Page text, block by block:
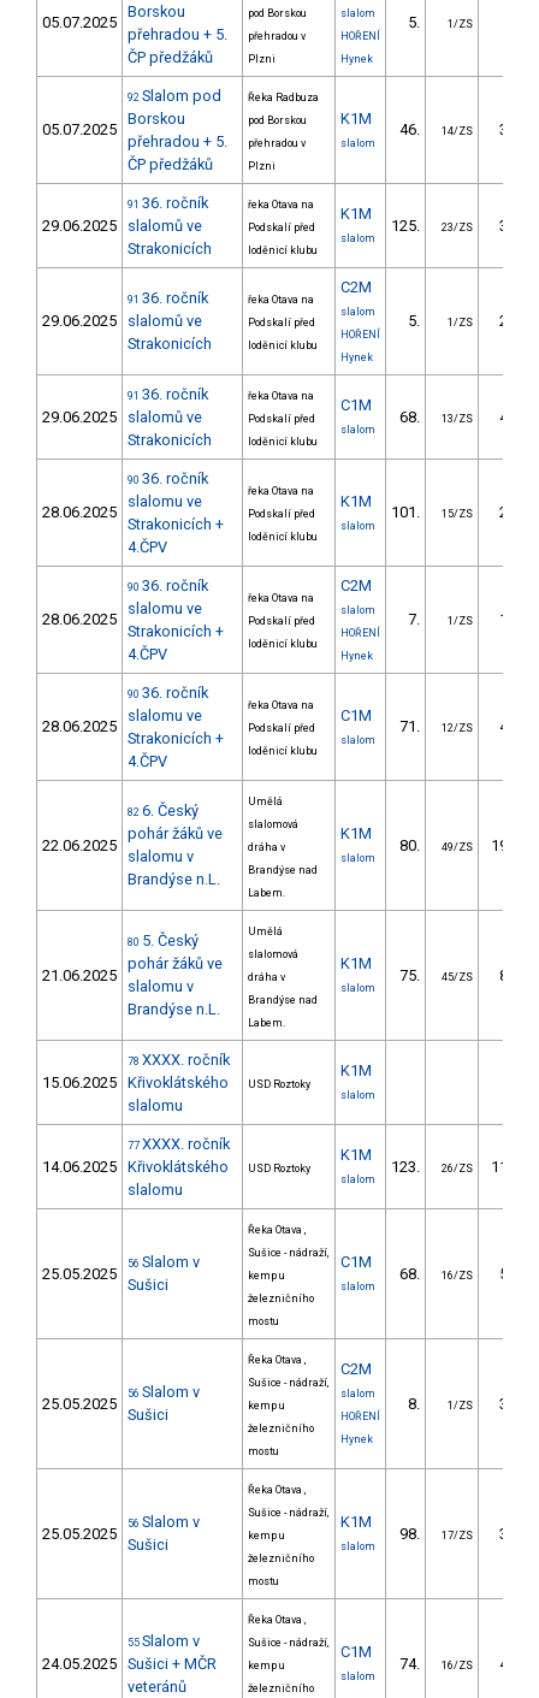
05.07.2025
Borskou
přehradou + 5.
ČP předžáků
pod Borskou
přehradou v
Plzni
slalom
HOŘENÍ
Hynek
5. 1/ZS
05.07.2025
92 Slalom pod
Borskou
přehradou + 5.
ČP předžáků
Řeka Radbuza
pod Borskou
přehradou v
Plzni
K1M
slalom
46. 14/ZS 30.43
29.06.2025
91 36. ročník
slalomů ve
Strakonicích
řeka Otava na
Podskalí před
loděnicí klubu
K1M
slalom
125. 23/ZS 39.19
29.06.2025
91 36. ročník
slalomů ve
Strakonicích
řeka Otava na
Podskalí před
loděnicí klubu
C2M
slalom
HOŘENÍ
Hynek
5. 1/ZS 21.64
29.06.2025
91 36. ročník
slalomů ve
Strakonicích
řeka Otava na
Podskalí před
loděnicí klubu
C1M
slalom
68. 13/ZS 43.61
28.06.2025
90 36. ročník
slalomu ve
Strakonicích +
4.ČPV
řeka Otava na
Podskalí před
loděnicí klubu
K1M
slalom
101. 15/ZS 28.73
28.06.2025
90 36. ročník
slalomu ve
Strakonicích +
4.ČPV
řeka Otava na
Podskalí před
loděnicí klubu
C2M
slalom
HOŘENÍ
Hynek
7. 1/ZS 19.53
28.06.2025
90 36. ročník
slalomu ve
Strakonicích +
4.ČPV
řeka Otava na
Podskalí před
loděnicí klubu
C1M
slalom
71. 12/ZS 40.87
22.06.2025
82 6. Český
pohár žáků ve
slalomu v
Brandýse n.L.
Umělá
slalomová
dráha v
Brandýse nad
Labem.
K1M
slalom
80. 49/ZS 196.77
21.06.2025
80 5. Český
pohár žáků ve
slalomu v
Brandýse n.L.
Umělá
slalomová
dráha v
Brandýse nad
Labem.
K1M
slalom
75. 45/ZS 89.25
15.06.2025
78 XXXX. ročník
Křivoklátského
slalomu
USD Roztoky
K1M
slalom
14.06.2025
77 XXXX. ročník
Křivoklátského
slalomu
USD Roztoky
K1M
slalom
123. 26/ZS 115.17
25.05.2025
56 Slalom v
Sušici
Řeka Otava ,
Sušice - nádraží,
kemp u
železničního
mostu
C1M
slalom
68. 16/ZS 58.15
25.05.2025
56 Slalom v
Sušici
Řeka Otava ,
Sušice - nádraží,
kemp u
železničního
mostu
C2M
slalom
HOŘENÍ
Hynek
8. 1/ZS 34.28
25.05.2025
56 Slalom v
Sušici
Řeka Otava ,
Sušice - nádraží,
kemp u
železničního
mostu
K1M
slalom
98. 17/ZS 36.80
24.05.2025
55 Slalom v
Sušici + MČR
veteránů
Řeka Otava ,
Sušice - nádraží,
kemp u
železničního
C1M
slalom
74. 16/ZS 49.95